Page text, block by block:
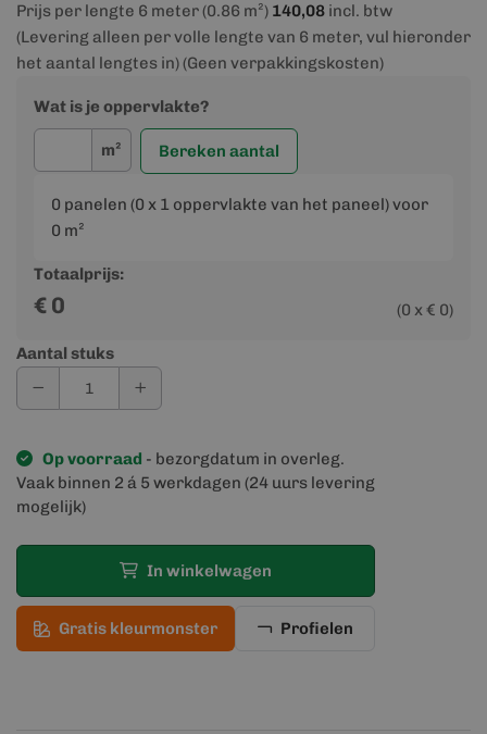
Prijs per lengte 6 meter (0.86 m²) 140,08 incl. btw
(Levering alleen per volle lengte van 6 meter, vul hieronder
het aantal lengtes in) (Geen verpakkingskosten)
Wat is je oppervlakte?
m² Bereken aantal
0 panelen (0 x 1 oppervlakte van het paneel) voor
0 m²
Totaalprijs:
€ 0 (0 x € 0)
Aantal stuks
Op voorraad - bezorgdatum in overleg.
Vaak binnen 2 á 5 werkdagen (24 uurs levering
mogelijk)
In winkelwagen
Gratis kleurmonster Profielen